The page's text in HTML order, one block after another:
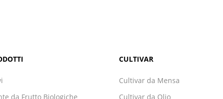
da Frutto Biologiche
CULTIVAR
Cultivar da Mensa
Cultivar da Olio